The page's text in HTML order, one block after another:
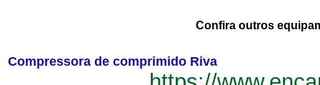
Confira outros
Compressora de comprimido Riva